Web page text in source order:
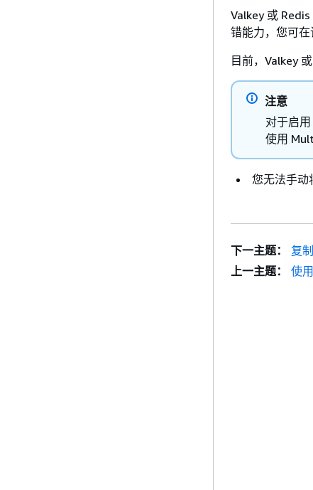
Valkey 或
错能力，您可在
目前，Valkey
注意
对于启
使用
您无法手动
下一主题：
复
上一主题：
使